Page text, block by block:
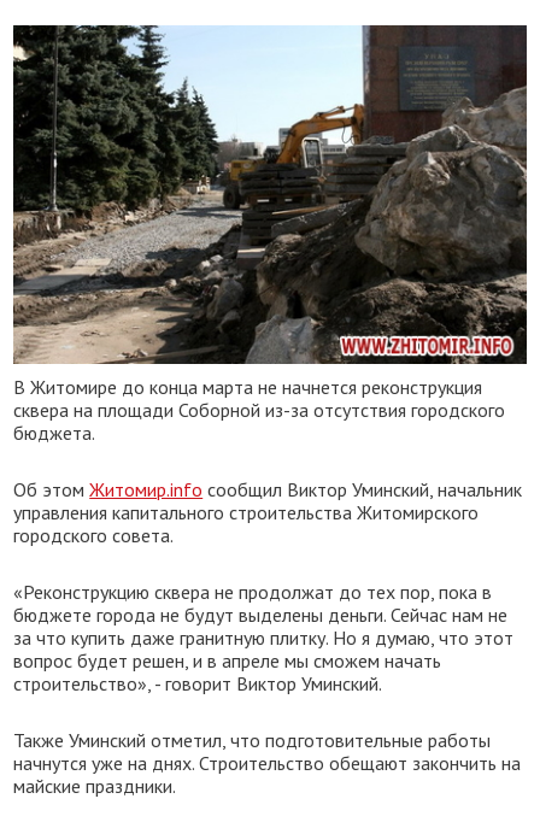
В Житомире до конца марта не начнется реконструкция
сквера на площади Соборной из-за отсутствия городского
бюджета.
Об этомЖитомир.info сообщил Виктор Уминский, начальник
управления капитального строительства Житомирского
городского совета.
«Реконструкцию сквера не продолжат до тех пор, пока в
бюджете города не будут выделены деньги. Сейчас нам не
за что купить даже гранитную плитку. Но я думаю, что этот
вопрос будет решен, и в апреле мы сможем начать
строительство», - говорит Виктор Уминский.
Также Уминский отметил, что подготовительные работы
начнутся уже на днях. Строительство обещают закончить на
майские праздники.